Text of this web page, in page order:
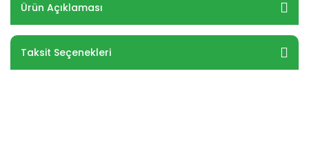
Ürün Açıklaması
Taksit Seçenekleri